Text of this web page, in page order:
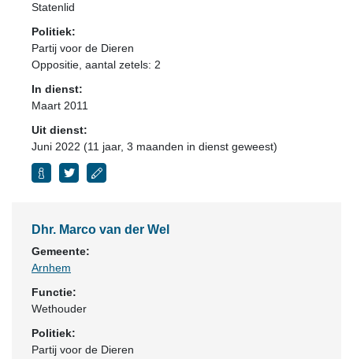
Statenlid
Politiek:
Partij voor de Dieren
Oppositie , aantal zetels: 2
In dienst:
Maart 2011
Uit dienst:
Juni 2022 (11 jaar, 3 maanden in dienst geweest)
Dhr. Marco van der Wel
Gemeente:
Arnhem
Functie:
Wethouder
Politiek:
Partij voor de Dieren